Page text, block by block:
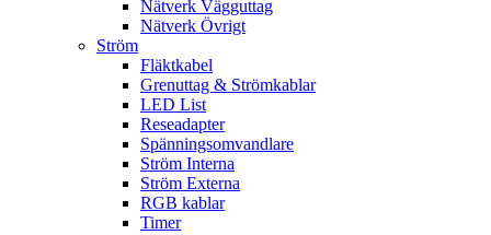
Nätverk Vägguttag
Nätverk Övrigt
Ström
Fläktkabel
Grenuttag & Strömkablar
LED List
Reseadapter
Spänningsomvandlare
Ström Interna
Ström Externa
RGB kablar
Timer